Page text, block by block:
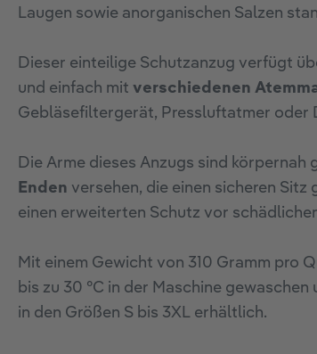
Laugen sowie anorganischen Salzen
Dieser einteilige Schutzanzug verfügt
und einfach mit verschiedenen
Gebläsefiltergerät, Pressluftatmer
Die Arme dieses Anzugs sind
Enden versehen, die einen sicheren
einen erweiterten Schutz vor
Mit einem Gewicht von 310 Gramm pro
bis zu 30 °C in der Maschine
in den Größen S bis 3XL erhältlich.